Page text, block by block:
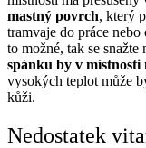
mastný povrch, který
tramvaje do práce
to možné, tak se
spánku by v místnosti
vysokých teplot může
kůži.
Nedostatek